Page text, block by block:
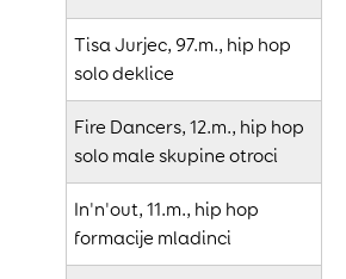
Tisa Jurjec, 97.m., hip hop
solo deklice
Fire Dancers, 12.m., hip hop
solo male skupine otroci
In'n'out, 11.m., hip hop
formacije mladinci